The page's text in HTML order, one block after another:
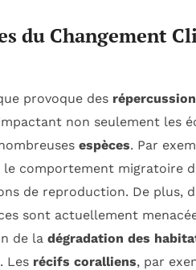
du Changement
provoque des
non seulement les
espèces. Par
comportement migratoire
de reproduction. De plus,
sont actuellement
de la dégradation des
Les récifs coralliens, par